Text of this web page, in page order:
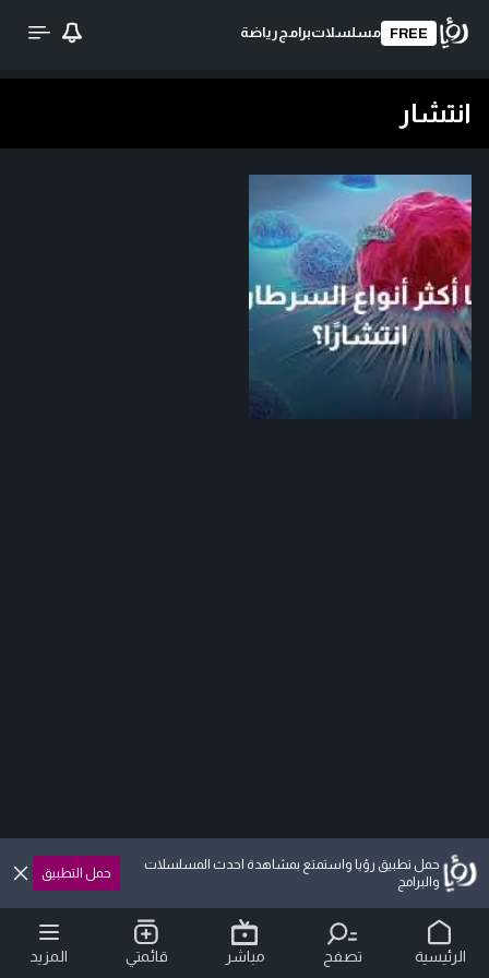
FREE مسلسلاتبرامج رياضة
انتشار
حمل تطبيق رؤيا واستمتع بمشاهدة احدث المسلسلات
والبرامج
حمل التطبيق
الرئيسية تصفح مباشر قائمتي المزيد